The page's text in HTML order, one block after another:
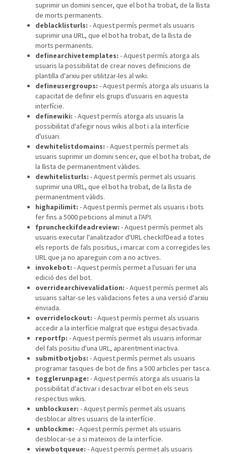
suprimir un domini sencer, que el bot ha trobat, de la llista
de morts permanents.
deblacklisturls: - Aquest permís permet als usuaris
suprimir una URL, que el bot ha trobat, de la llista de
morts permanents.
definearchivetemplates: - Aquest permís atorga als
usuaris la possibilitat de crear noves definicions de
plantilla d'arxiu per utilitzar-les al wiki.
defineusergroups: - Aquest permís atorga als usuaris la
capacitat de definir els grups d'usuaris en aquesta
interfície.
definewiki: - Aquest permís atorga als usuaris la
possibilitat d'afegir nous wikis al bot i a la interfície
d'usuari.
dewhitelistdomains: - Aquest permís permet als
usuaris suprimir un domini sencer, que el bot ha trobat, de
la llista de permanentment vàlides.
dewhitelisturls: - Aquest permís permet als usuaris
suprimir una URL, que el bot ha trobat, de la llista de
permanentment vàlids.
highapilimit: - Aquest permís permet als usuaris i bots
fer fins a 5000 peticions al minut a l'API.
fpruncheckifdeadreview: - Aquest permís permet als
usuaris executar l'analitzador d'URL checkIfDead a totes
els reports de fals positius, i marcar com a corregides les
URL que ja no apareguin com a no actives.
invokebot: - Aquest permís permet a l'usuari fer una
edició des del bot.
overridearchivevalidation: - Aquest permís permet als
usuaris saltar-se les validacions fetes a una versió d'arxiu
enviada.
overridelockout: - Aquest permís permet als usuaris
accedir a la interfície malgrat que estigui desactivada.
reportfp: - Aquest permís permet als usuaris informar
del fals positiu d'una URL, aparentment inactiva.
submitbotjobs: - Aquest permís permet als usuaris
programar tasques de bot de fins a 500 articles per tasca.
togglerunpage: - Aquest permís atorga als usuaris la
possibilitat d'activar i desactivar el bot en els seus
respectius wikis.
unblockuser: - Aquest permís permet als usuaris
desblocar altres usuaris de la interfície.
unblockme: - Aquest permís permet als usuaris
desblocar-se a si mateixos de la interfície.
viewbotqueue: - Aquest permís permet als usuaris